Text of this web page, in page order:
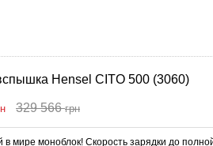
Hensel CITO 500 (3060)
329 566грн
мире моноблок! Скорость зарядки до